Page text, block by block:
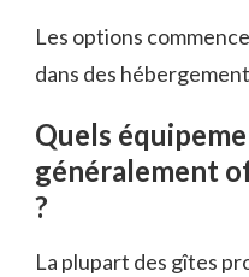
Les options
dans des
Quels
généralement
?
La plupart des gîtes